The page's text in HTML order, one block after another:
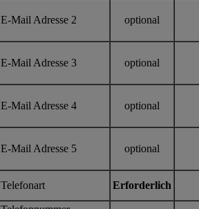
E-Mail Adresse 2 optional
E-Mail Adresse 3 optional
E-Mail Adresse 4 optional
E-Mail Adresse 5 optional
Telefonart Erforderlich